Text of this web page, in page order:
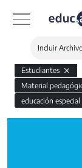
Incluir
Estudiantes
Material
educación especial